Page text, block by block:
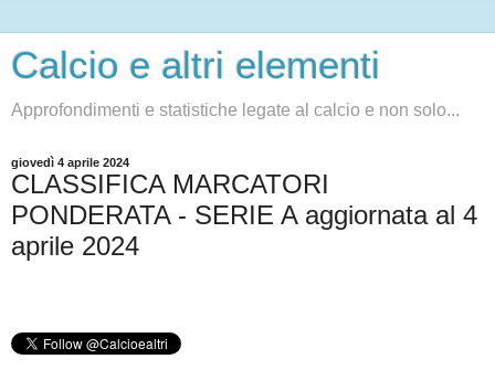
Calcio e altri elementi
Approfondimenti e statistiche legate al calcio e non solo...
giovedì 4 aprile 2024
CLASSIFICA MARCATORI
PONDERATA - SERIE A aggiornata al 4
aprile 2024